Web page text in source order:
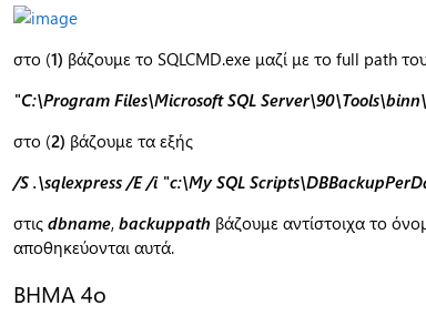
στο (1) βάζουμε το SQLCMD.exe μαζί με το full path
"C:\Program Files\Microsoft SQL
στο (2) βάζουμε τα εξής
/S .\sqlexpress /E /i "c:\My SQL
στις dbname, backuppath βάζουμε αντίστοιχα το
αποθηκεύονται αυτά.
ΒΗΜΑ 4ο